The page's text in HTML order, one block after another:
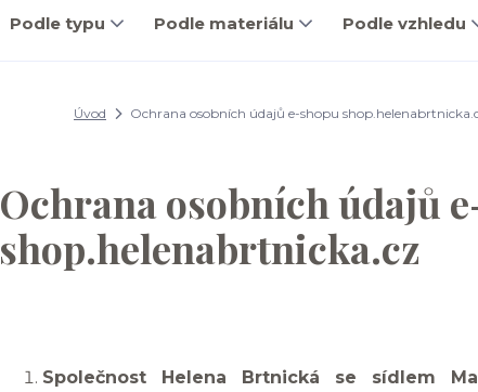
Podle typu Podle materiálu Podle vzhledu
Úvod Ochrana osobních údajů e-shopu
Ochrana osobních údajů
shop.helenabrtnicka.cz
Společnost Helena Brtnická se sídlem